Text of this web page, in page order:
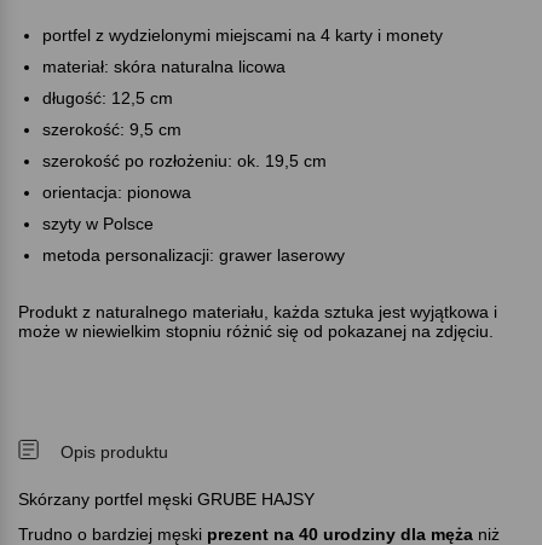
portfel z wydzielonymi miejscami na 4 karty i monety
materiał: skóra naturalna licowa
długość: 12,5 cm
szerokość: 9,5 cm
szerokość po rozłożeniu: ok. 19,5 cm
orientacja: pionowa
szyty w Polsce
metoda personalizacji: grawer laserowy
Produkt z naturalnego materiału, każda sztuka jest wyjątkowa i
może w niewielkim stopniu różnić się od pokazanej na zdjęciu.
Opis produktu
Skórzany portfel męski GRUBE HAJSY
Trudno o bardziej męski prezent na 40 urodziny dla męża niż